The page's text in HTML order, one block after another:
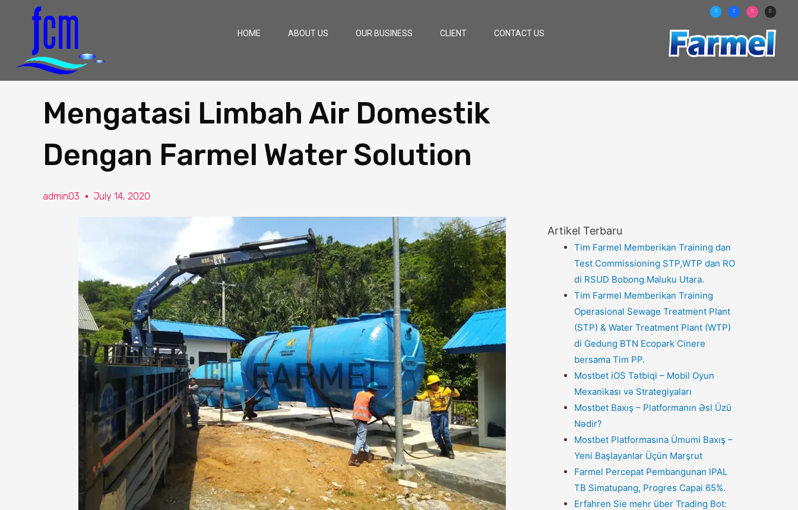
HOME ABOUT US OUR BUSINESS CLIENT CONTACT US
Mengatasi Limbah Air Domestik
Dengan Farmel Water Solution
admin03 July 14, 2020
Artikel Terbaru
Tim Farmel Memberikan Training dan
Test Commissioning STP,WTP dan RO
di RSUD Bobong Maluku Utara.
Tim Farmel Memberikan Training
Operasional Sewage Treatment Plant
(STP) & Water Treatment Plant (WTP)
di Gedung BTN Ecopark Cinere
bersama Tim PP.
Mostbet iOS Tətbiqi – Mobil Oyun
Mexanikası və Strategiyaları
Mostbet Baxış – Platformanın Əsl Üzü
Nədir?
Mostbet Platformasına Ümumi Baxış –
Yeni Başlayanlar Üçün Marşrut
Farmel Percepat Pembangunan IPAL
TB Simatupang, Progres Capai 65%.
Erfahren Sie mehr über Trading Bot: